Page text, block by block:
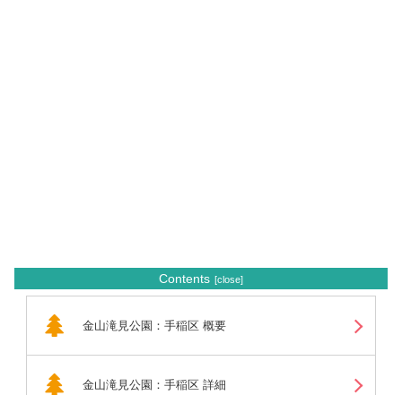
Contents
金山滝見公園：手稲区 概要
金山滝見公園：手稲区 詳細